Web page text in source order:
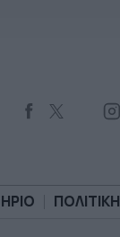
ΠΟΛΙΤΙΚΗ